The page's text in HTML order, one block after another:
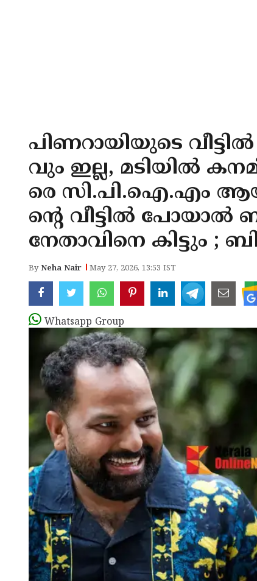
പിണറായിയുടെ
വും ഇല്ല, മടിയിൽ
രെ സി.പി.ഐ.എം
ന്റെ വീട്ടിൽ പോയാൽ
നേതാവിനെ കിട്ടും ;
ByNeha Nair May 27, 2026, 13:53 IST
Whatsapp Group